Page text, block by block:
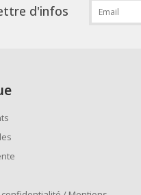
d'infos